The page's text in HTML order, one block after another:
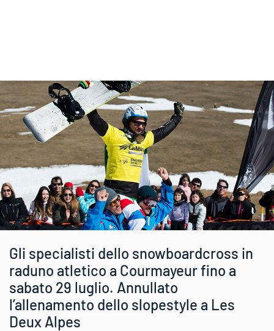
Gli specialisti dello snowboardcross in
raduno atletico a Courmayeur fino a
sabato 29 luglio. Annullato
l’allenamento dello slopestyle a Les
Deux Alpes